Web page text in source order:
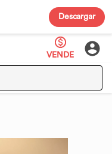
Descargar
VENDE